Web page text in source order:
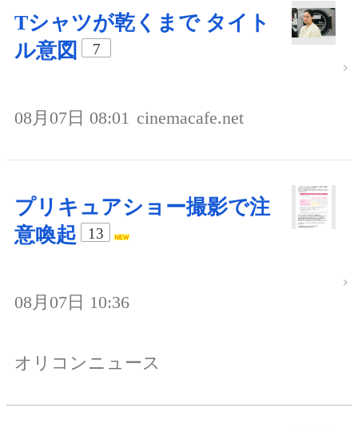
Tシャツが乾くまで タイト
ル意図
7
08月07日 08:01 cinemacafe.net
プリキュアショー撮影で注
意喚起
13
08月07日 10:36
オリコンニュース